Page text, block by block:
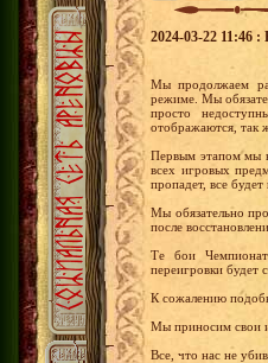
2024-03-22 11:46
Мы продолжаем
режиме. Мы
просто
отображаются, так
Первым этапом мы
всех игровых
пропадет, все
Мы обязательно
после
Те бои
переигровки будет
К сожалению
Мы приносим свои
Все, что нас не